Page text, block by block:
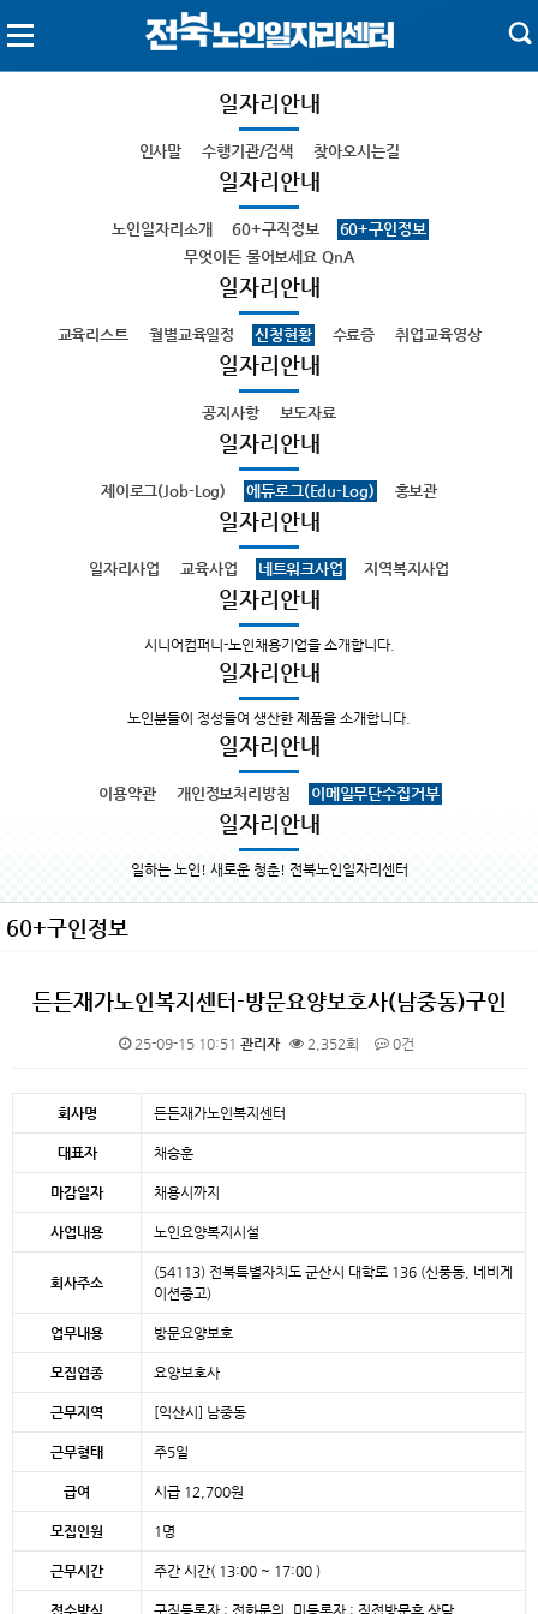
일자리안내
인사말 수행기관/검색 찾아오시는길
일자리안내
노인일자리소개 60+구직정보
60+구인정보
무엇이든 물어보세요 QnA
일자리안내
교육리스트 월별교육일정 신청현황 수료증 취업교육영상
일자리안내
공지사항 보도자료
일자리안내
제이로그(Job-Log) 에듀로그(Edu-Log) 홍보관
일자리안내
일자리사업 교육사업 네트워크사업 지역복지사업
일자리안내
시니어컴퍼니-노인채용기업을 소개합니다.
일자리안내
노인분들이 정성들여 생산한 제품을 소개합니다.
일자리안내
이용약관 개인정보처리방침 이메일무단수집거부
일자리안내
일하는 노인! 새로운 청춘! 전북노인일자리센터
60+구인정보
든든재가노인복지센터-방문요양보호사(남중동)구인
25-09-15 10:51 관리자 2,352회 0건
회사명 든든재가노인복지센터
대표자 채승훈
마감일자 채용시까지
사업내용 노인요양복지시설
회사주소
(54113) 전북특별자치도 군산시 대학로 136 (신풍동, 네비게
이션중고)
업무내용 방문요양보호
모집업종 요양보호사
근무지역 [익산시] 남중동
근무형태 주5일
급여 시급 12,700원
모집인원 1명
근무시간 주간 시간( 13:00 ~ 17:00 )
접수방식 구직등록자 : 전화문의, 미등록자 : 직접방문후 상담